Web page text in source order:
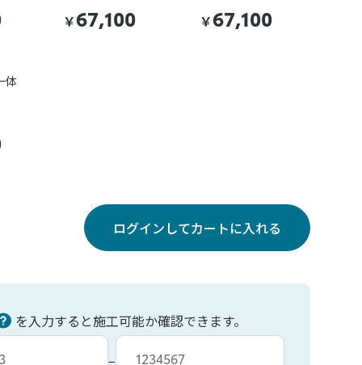
￥67,100 ￥67,100
体
ログインしてカートに入れる
を入力すると施工可能か確認できます。
−
車台番号入力